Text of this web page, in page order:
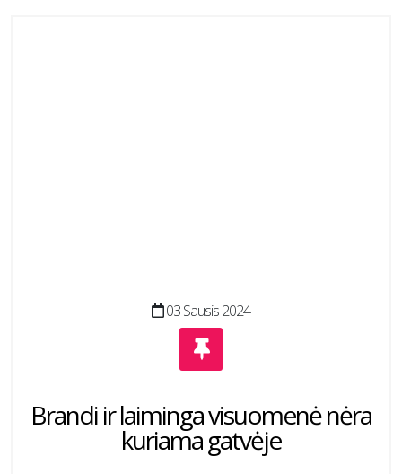
03 Sausis 2024
Brandi ir laiminga visuomenė nėra
kuriama gatvėje